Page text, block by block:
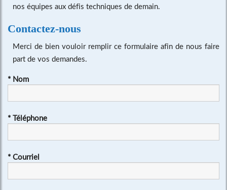
nos équipes aux défis techniques de demain.
Contactez-nous
Merci de bien vouloir remplir ce formulaire afin de nous faire
part de vos demandes.
* Nom
* Téléphone
* Courriel